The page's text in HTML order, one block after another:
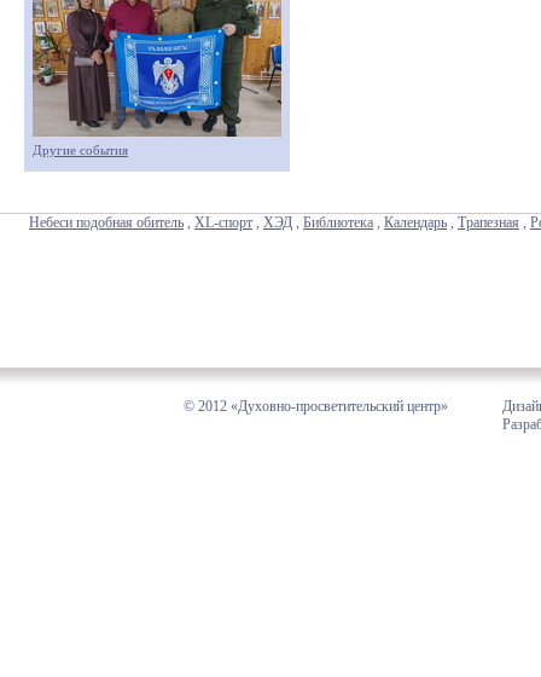
Другие события
Небеси подобная обитель , XL-спорт , ХЭД , Библиотека , Календарь , Трапезная ,
© 2012 «Духовно-просветительский центр»